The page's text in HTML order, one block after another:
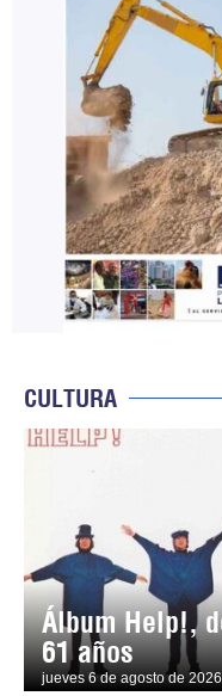
CULTURA
Álbum Help!,
61 años
jueves 6 de agosto de